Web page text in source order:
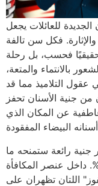
للعائلات يجعل
والإثارة. فكل سن تالفة
حقيقيًا فحسب، بل رحلة
بالانتماء والمتعة،
عقول التلاميذ مما قد
جنية الأسنان تحفز
عن المكان الذي
جنية رائعة ستمنحه ما
إلى 25 دورة مجانية بنسبة 100%. داخل عنصر المكافأة
اللتان تظهران على